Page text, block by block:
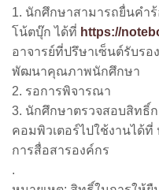
1. นักศึกษาสามารถยื่นคำร้
โน้ตบุ๊ก ได้ที่ https://
อาจารย์ที่ปรึษาเซ็นต์รับร
พัฒนาคุณภาพนักศึกษา
2. รอการพิจารณา
3. นักศึกษาตรวจสอบสิทธิ์
คอมพิวเตอร์ไปใช้งานได้ที่
การสื่อสารองค์กร
.